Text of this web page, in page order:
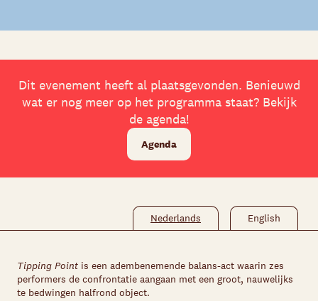
Dit evenement heeft al plaatsgevonden. Benieuwd
wat er nog meer op het programma staat? Bekijk
de agenda!
Agenda
Nederlands English
Tipping Point is een adembenemende balans-act waarin zes
performers de confrontatie aangaan met een groot, nauwelijks
te bedwingen halfrond object.